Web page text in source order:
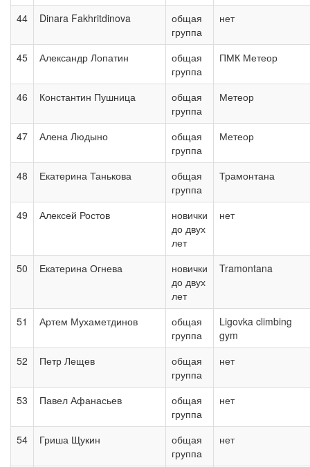
44 Dinara Fakhritdinova
общая
группа
нет
45 Александр Лопатин
общая
группа
ПМК Метеор
46 Константин Пушница
общая
группа
Метеор
47 Алена Людыно
общая
группа
Метеор
48 Екатерина Танькова
общая
группа
Трамонтана
49 Алексей Ростов
новички
до двух
лет
нет
50 Екатерина Огнева
новички
до двух
лет
Tramontana
51 Артем Мухаметдинов
общая
группа
Ligovka climbing
gym
52
Петр Лещев
общая
группа
нет
53 Павел Афанасьев
общая
группа
нет
54 Гриша Щукин
общая
группа
нет